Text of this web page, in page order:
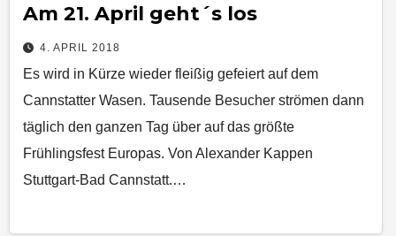
Am 21. April geht´s los
4. APRIL 2018
Es wird in Kürze wieder fleißig gefeiert auf dem
Cannstatter Wasen. Tausende Besucher strömen dann
täglich den ganzen Tag über auf das größte
Frühlingsfest Europas. Von Alexander Kappen
Stuttgart-Bad Cannstatt.…